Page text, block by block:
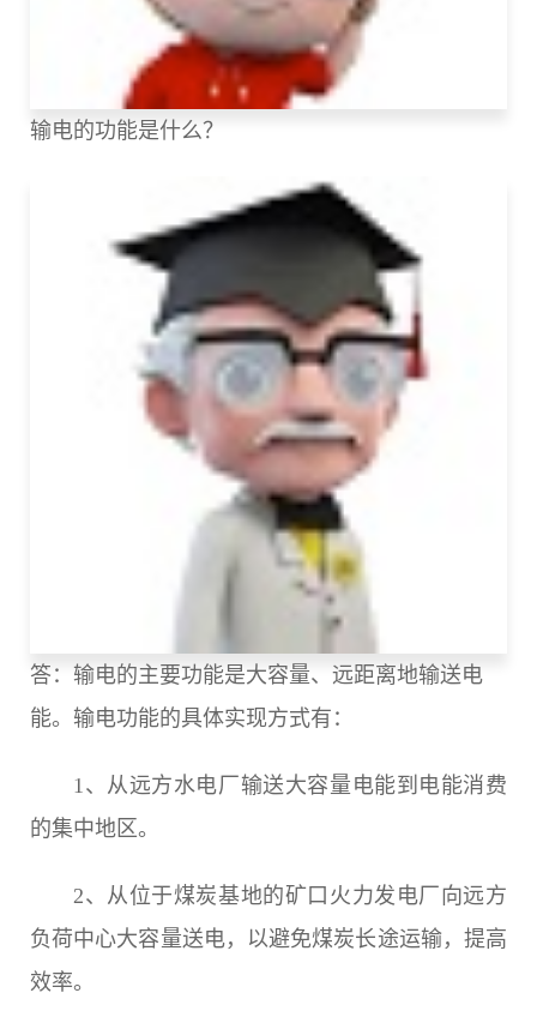
输电的功能是什么？
答：输电的主要功能是大容量、远距离地输送电
能。输电功能的具体实现方式有：
1、从远方水电厂输送大容量电能到电能消费
的集中地区。
2、从位于煤炭基地的矿口火力发电厂向远方
负荷中心大容量送电，以避免煤炭长途运输，提高
效率。